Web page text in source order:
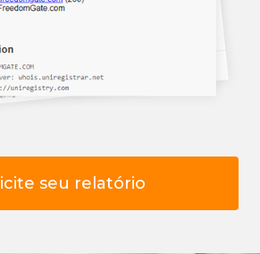
seu relatório